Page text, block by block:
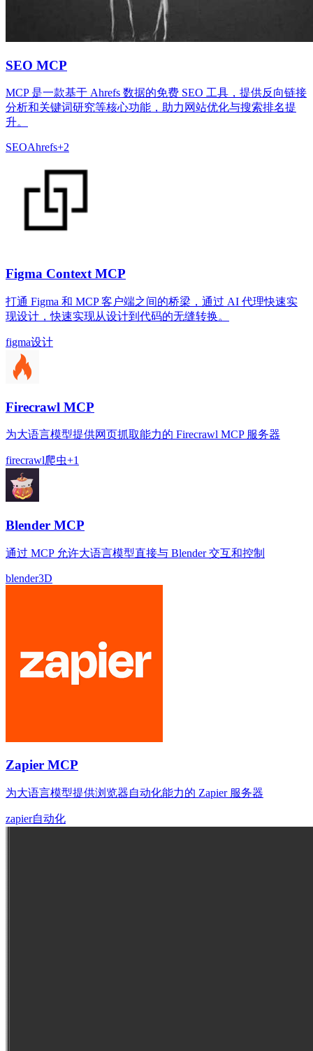
SEO MCP
MCP 是一款基于 Ahrefs 数据的免费 SEO 工具，提供反向链接
分析和关键词研究等核心功能，助力网站优化与搜索排名提
升。
SEOAhrefs+2
Figma Context MCP
打通 Figma 和 MCP 客户端之间的桥梁，通过 AI 代理快速实
现设计，快速实现从设计到代码的无缝转换。
figma设计
Firecrawl MCP
为大语言模型提供网页抓取能力的 Firecrawl MCP 服务器
firecrawl爬虫+1
Blender MCP
通过 MCP 允许大语言模型直接与 Blender 交互和控制
blender3D
Zapier MCP
为大语言模型提供浏览器自动化能力的 Zapier 服务器
zapier自动化